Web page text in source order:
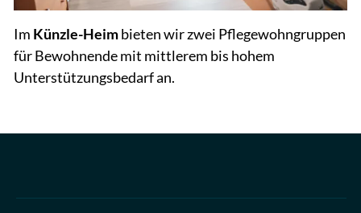
Im Künzle-Heimbieten wir zwei Pflegewohngruppen
für Bewohnende mit mittlerem bis hohem
Unterstützungsbedarf an.